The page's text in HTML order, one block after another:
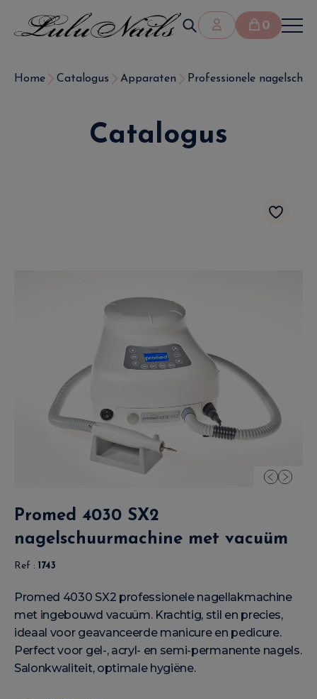
0
Home Catalogus Apparaten Professionele
Catalogus
Promed 4030 SX2
nagelschuurmachine met vacuüm
Ref : 1743
Promed 4030 SX2 professionele nagellakmachine
met ingebouwd vacuüm. Krachtig, stil en precies,
ideaal voor geavanceerde manicure en pedicure.
Perfect voor gel-, acryl- en semi-permanente nagels.
Salonkwaliteit, optimale hygiëne.